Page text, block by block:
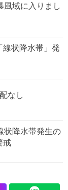
風域に入りまし
状降水帯」発
なし
降水帯発生の
戒